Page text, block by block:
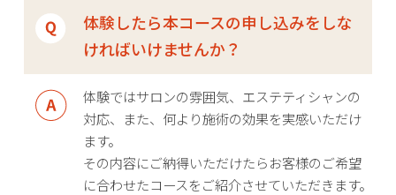
体験したら本コースの申し込みをしな
ければいけませんか？
体験ではサロンの雰囲気、エステティシャンの
対応、また、何より施術の効果を実感いただけ
ます。
その内容にご納得いただけたらお客様のご希望
に合わせたコースをご紹介させていただきます。